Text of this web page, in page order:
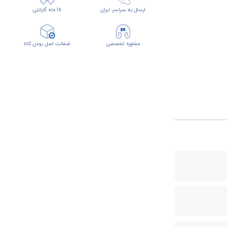
ارسال به سراسر ایران 18 ماه گارانتی
مشاوره تخصصی ضمانت اصل بودن کالا